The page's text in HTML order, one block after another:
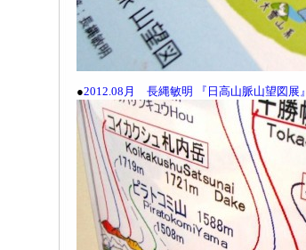
●2012.08月 長縄敏明 『日高山脈山望図展』